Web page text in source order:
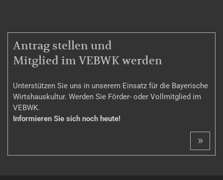
MITGLIEDSCHAFT
Antrag stellen und
Mitglied im VEBWK werden
Unterstützen Sie uns in unserem Einsatz für die Bayerische
Wirtshauskultur. Werden Sie Förder- oder Vollmitglied im
VEBWK.
Informieren Sie sich noch heute!
»